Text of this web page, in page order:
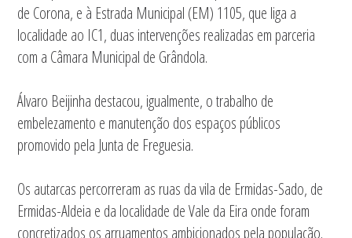
de Corona, e à Estrada Municipal (EM) 1105, que liga a
localidade ao IC1, duas intervenções realizadas em parceria
com a Câmara Municipal de Grândola.
Álvaro Beijinha destacou, igualmente, o trabalho de
embelezamento e manutenção dos espaços públicos
promovido pela Junta de Freguesia.
Os autarcas percorreram as ruas da vila de Ermidas-Sado, de
Ermidas-Aldeia e da localidade de Vale da Eira onde foram
concretizados os arruamentos ambicionados pela população.